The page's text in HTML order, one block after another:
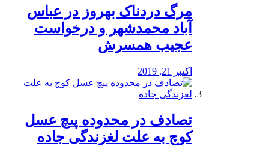
مرگ دردناک بهروز در عباس
آباد محمدشهر و درخواست
عجیب همسرش
اکتبر 21, 2019
تصادف در محدوده پیچ عسل
کوچ به علت لغزندگی جاده